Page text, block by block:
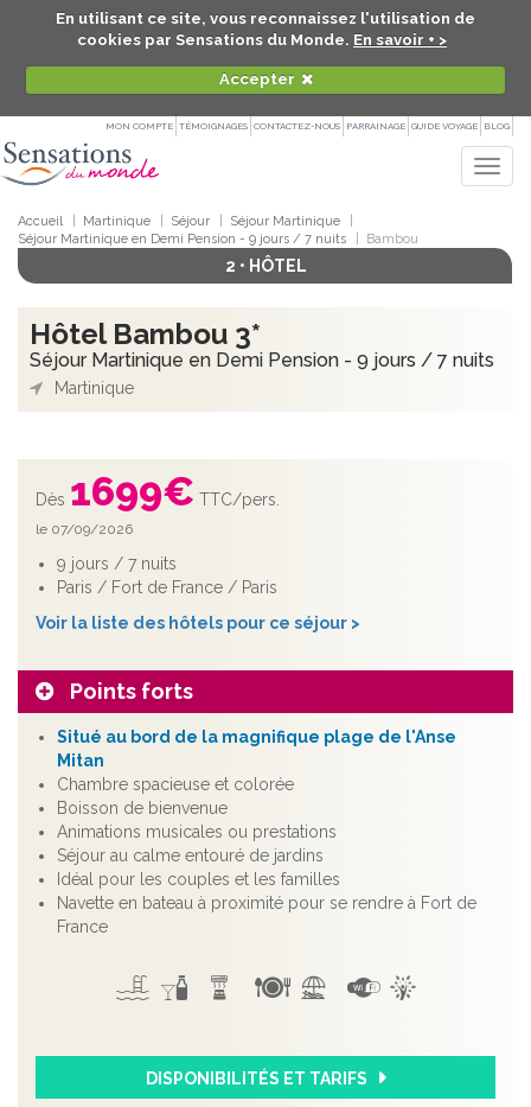
En utilisant ce site, vous reconnaissez l'utilisation de
cookies par Sensations du Monde. En savoir + >
Accepter
MON COMPTE TÉMOIGNAGES CONTACTEZ-NOUS PARRAINAGE GUIDE VOYAGE BLOG
Accueil Martinique Séjour
Séjour Martinique
Séjour Martinique en Demi Pension - 9 jours / 7 nuits
Bambou
2 • HÔTEL
Hôtel Bambou 3*
Séjour Martinique en Demi Pension - 9 jours / 7 nuits
Martinique
Dès 1699€ TTC/pers.
le 07/09/2026
9 jours / 7 nuits
Paris / Fort de France / Paris
Voir la liste des hôtels pour ce séjour >
Points forts
Situé au bord de la magnifique plage de l'Anse
Mitan
Chambre spacieuse et colorée
Boisson de bienvenue
Animations musicales ou prestations
Séjour au calme entouré de jardins
Idéal pour les couples et les familles
Navette en bateau à proximité pour se rendre à Fort de
France
DISPONIBILITÉS ET TARIFS